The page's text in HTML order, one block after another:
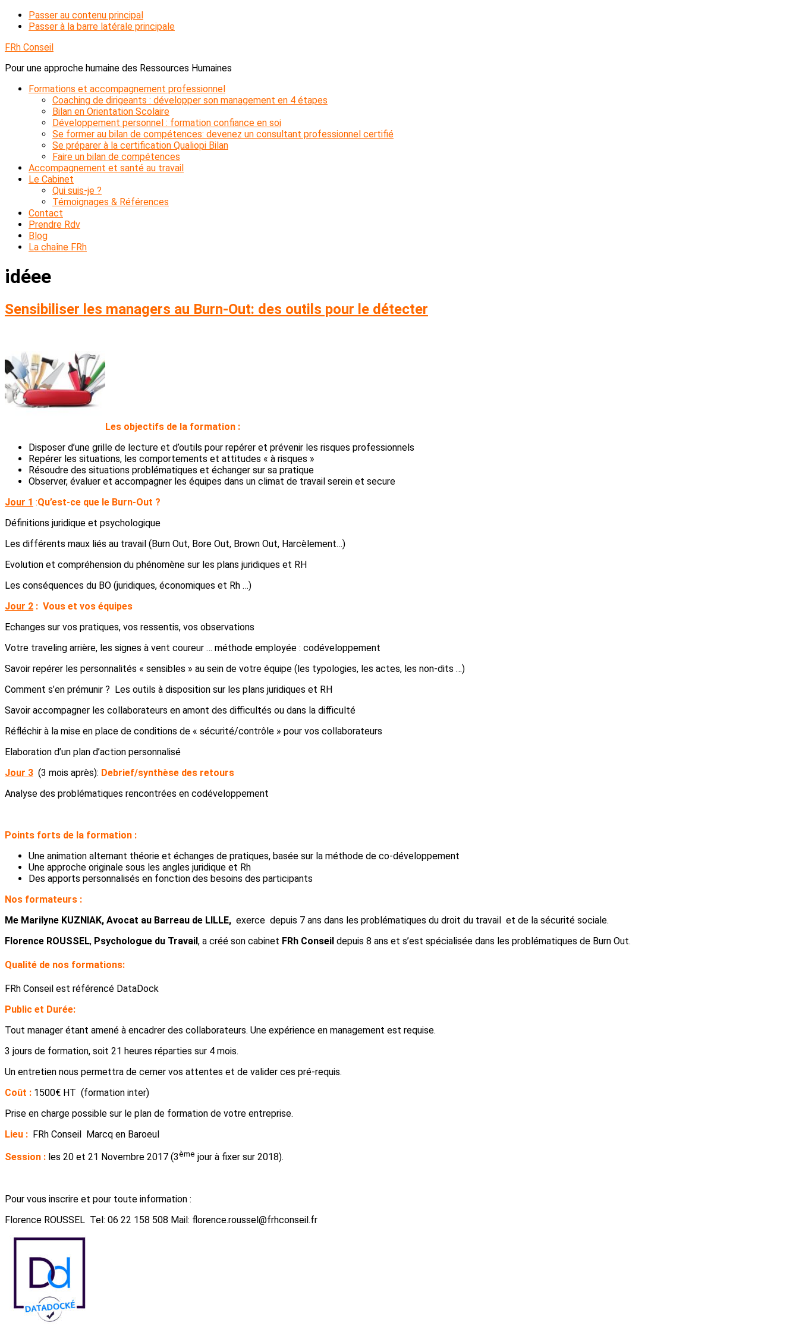
Passer au contenu principal
Passer à la barre latérale principale
FRh Conseil
Pour une approche humaine des Ressources Humaines
Formations et accompagnement professionnel
Coaching de dirigeants : développer son management en 4 étapes
Bilan en Orientation Scolaire
Développement personnel : formation confiance en soi
Se former au bilan de compétences: devenez un consultant professionnel certifié
Se préparer à la certification Qualiopi Bilan
Faire un bilan de compétences
Accompagnement et santé au travail
Le Cabinet
Qui suis-je ?
Témoignages & Références
Contact
Prendre Rdv
Blog
La chaîne FRh
idéee
Sensibiliser les managers au Burn-Out: des outils pour le détecter
Les objectifs de la formation :
Disposer d’une grille de lecture et d’outils pour repérer et prévenir les risques professionnels
Repérer les situations, les comportements et attitudes « à risques »
Résoudre des situations problématiques et échanger sur sa pratique
Observer, évaluer et accompagner les équipes dans un climat de travail serein et secure
Jour 1 :Qu’est-ce que le Burn-Out ?
Définitions juridique et psychologique
Les différents maux liés au travail (Burn Out, Bore Out, Brown Out, Harcèlement…)
Evolution et compréhension du phénomène sur les plans juridiques et RH
Les conséquences du BO (juridiques, économiques et Rh …)
Jour 2 : Vous et vos équipes
Echanges sur vos pratiques, vos ressentis, vos observations
Votre traveling arrière, les signes à vent coureur … méthode employée : codéveloppement
Savoir repérer les personnalités « sensibles » au sein de votre équipe (les typologies, les actes, les non-dits …)
Comment s’en prémunir ? Les outils à disposition sur les plans juridiques et RH
Savoir accompagner les collaborateurs en amont des difficultés ou dans la difficulté
Réfléchir à la mise en place de conditions de « sécurité/contrôle » pour vos collaborateurs
Elaboration d’un plan d’action personnalisé
Jour 3 (3 mois après): Debrief/synthèse des retours
Analyse des problématiques rencontrées en codéveloppement
Points forts de la formation :
Une animation alternant théorie et échanges de pratiques, basée sur la méthode de co-développement
Une approche originale sous les angles juridique et Rh
Des apports personnalisés en fonction des besoins des participants
Nos formateurs :
Me Marilyne KUZNIAK, Avocat au Barreau de LILLE, exerce depuis 7 ans dans les problématiques du droit du travail et de la sécurité sociale.
Florence ROUSSEL, Psychologue du Travail, a créé son cabinet FRh Conseil depuis 8 ans et s’est spécialisée dans les problématiques de Burn Out.
Qualité de nos formations:
FRh Conseil est référencé DataDock
Public et Durée:
Tout manager étant amené à encadrer des collaborateurs. Une expérience en management est requise.
3 jours de formation, soit 21 heures réparties sur 4 mois.
Un entretien nous permettra de cerner vos attentes et de valider ces pré-requis.
Coût : 1500€ HT (formation inter)
Prise en charge possible sur le plan de formation de votre entreprise.
Lieu : FRh Conseil Marcq en Baroeul
Session : les 20 et 21 Novembre 2017 (3ème jour à fixer sur 2018).
Pour vous inscrire et pour toute information :
Florence ROUSSEL Tel: 06 22 158 508 Mail: florence.roussel@frhconseil.fr